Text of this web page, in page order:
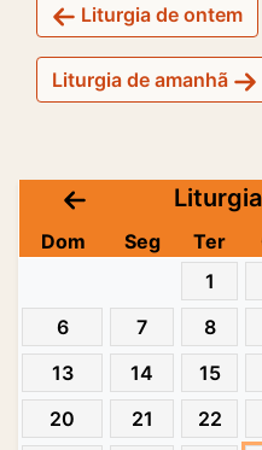
Liturgia de ontem
Liturgia de amanhã
Dom Seg Ter
1
6
7 8
13
14 15
20
21 22